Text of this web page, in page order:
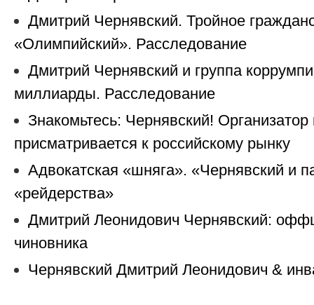
Дмитрий Чернявский. Тройное
«Олимпийский». Расследование
Дмитрий Чернявский и группа
миллиарды. Расследование
Знакомьтесь: Чернявский!
присматривается к российскому рынку
Адвокатская «шняга». «Чернявский и
«рейдерства»
Дмитрий Леонидович Чернявский:
чиновника
Чернявский Дмитрий Леонидович &